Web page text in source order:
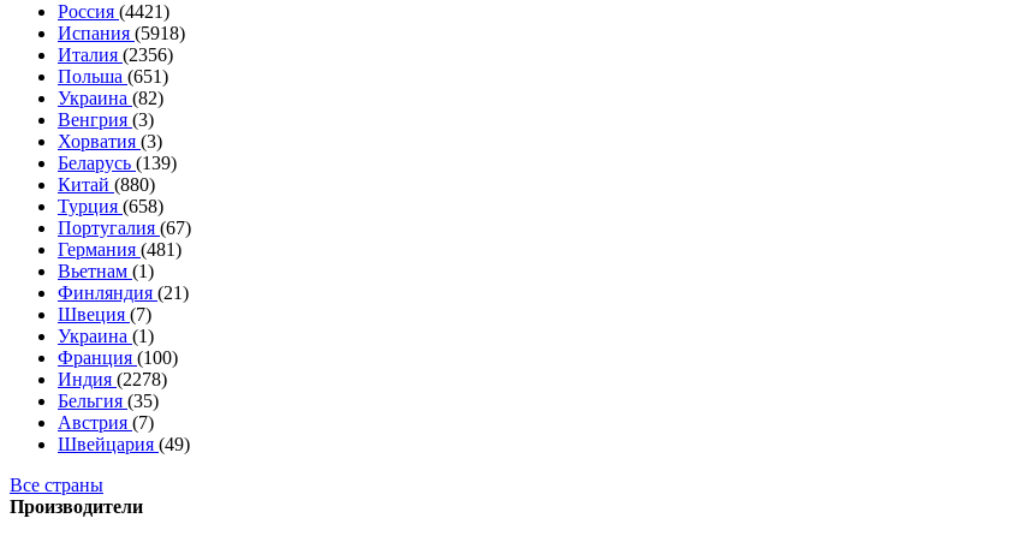
Россия (4421)
Испания (5918)
Италия (2356)
Польша (651)
Украина (82)
Венгрия (3)
Хорватия (3)
Беларусь (139)
Китай (880)
Турция (658)
Португалия (67)
Германия (481)
Вьетнам (1)
Финляндия (21)
Швеция (7)
Украина (1)
Франция (100)
Индия (2278)
Бельгия (35)
Австрия (7)
Швейцария (49)
Все страны
Производители